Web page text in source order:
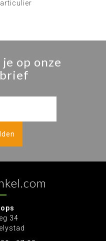
op onze
34